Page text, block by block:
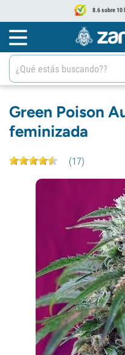
8.6 sobre 10
Green Poison
feminizada
(17)